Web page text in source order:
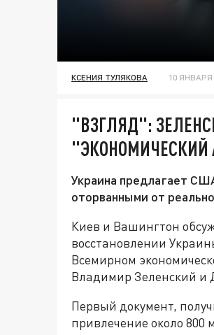
КСЕНИЯ ТУЛЯКОВА 10 ЯНВАРЯ
"ВЗГЛЯД":
"ЭКОНОМИЧЕСКИЙ
Украина предлагает
оторванными от
Киев и Вашингтон
восстановлении
Всемирном
Владимир Зеленский и
Первый документ,
привлечение около 800